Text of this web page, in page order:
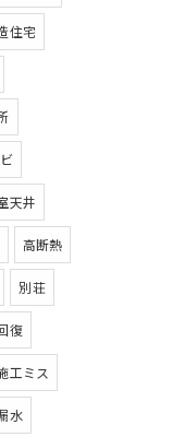
住宅
天井
高断熱
別荘
復
工ミス
水